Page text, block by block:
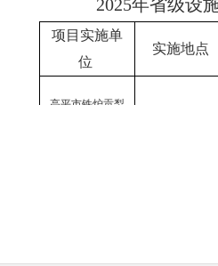
2025年省级设
项目实施单
位
实施地点
高平市铁炉贡梨